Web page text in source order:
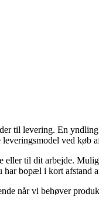
til levering. En
leveringsmodel ved
til dit arbejde.
bopæl i kort afstand
når vi behøver